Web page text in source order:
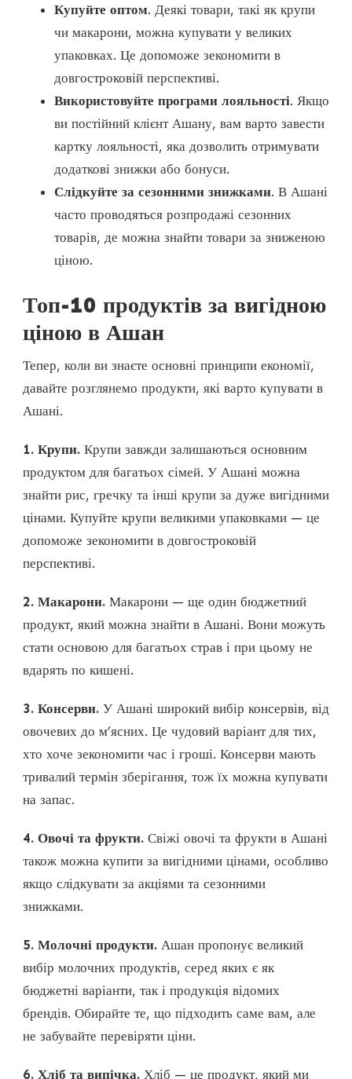
Купуйте оптом. Деякі товари, такі як крупи
чи макарони, можна купувати у великих
упаковках. Це допоможе зекономити в
довгостроковій перспективі.
Використовуйте програми лояльності. Якщо
ви постійний клієнт Ашану, вам варто завести
картку лояльності, яка дозволить отримувати
додаткові знижки або бонуси.
Слідкуйте за сезонними знижками. В Ашані
часто проводяться розпродажі сезонних
товарів, де можна знайти товари за зниженою
ціною.
Топ-10 продуктів за вигідною
ціною в Ашан
Тепер, коли ви знаєте основні принципи економії,
давайте розглянемо продукти, які варто купувати в
Ашані.
1. Крупи. Крупи завжди залишаються основним
продуктом для багатьох сімей. У Ашані можна
знайти рис, гречку та інші крупи за дуже вигідними
цінами. Купуйте крупи великими упаковками — це
допоможе зекономити в довгостроковій
перспективі.
2. Макарони. Макарони — ще один бюджетний
продукт, який можна знайти в Ашані. Вони можуть
стати основою для багатьох страв і при цьому не
вдарять по кишені.
3. Консерви. У Ашані широкий вибір консервів, від
овочевих до м’ясних. Це чудовий варіант для тих,
хто хоче зекономити час і гроші. Консерви мають
тривалий термін зберігання, тож їх можна купувати
на запас.
4. Овочі та фрукти. Свіжі овочі та фрукти в Ашані
також можна купити за вигідними цінами, особливо
якщо слідкувати за акціями та сезонними
знижками.
5. Молочні продукти. Ашан пропонує великий
вибір молочних продуктів, серед яких є як
бюджетні варіанти, так і продукція відомих
брендів. Обирайте те, що підходить саме вам, але
не забувайте перевіряти ціни.
6. Хліб та випічка. Хліб — це продукт, який ми